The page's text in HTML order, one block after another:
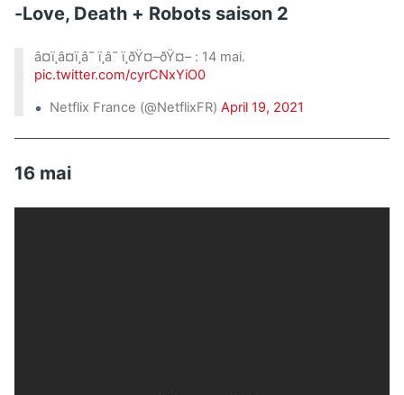
-Love, Death + Robots saison 2
â¤ï¸â¤ï¸â˜ ï¸â˜ ï¸ðŸ¤–ðŸ¤– : 14 mai.
pic.twitter.com/cyrCNxYiO0
Netflix France (@NetflixFR) April 19, 2021
16 mai